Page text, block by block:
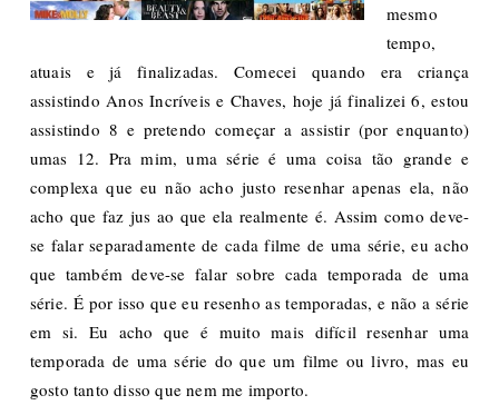
mesmo
tempo,
atuais e já finalizadas. Comecei quando era criança
assistindo Anos Incríveis e Chaves, hoje já finalizei 6, estou
assistindo 8 e pretendo começar a assistir (por enquanto)
umas 12. Pra mim, uma série é uma coisa tão grande e
complexa que eu não acho justo resenhar apenas ela, não
acho que faz jus ao que ela realmente é. Assim como deve-
se falar separadamente de cada filme de uma série, eu acho
que também deve-se falar sobre cada temporada de uma
série. É por isso que eu resenho as temporadas, e não a série
em si. Eu acho que é muito mais difícil resenhar uma
temporada de uma série do que um filme ou livro, mas eu
gosto tanto disso que nem me importo.